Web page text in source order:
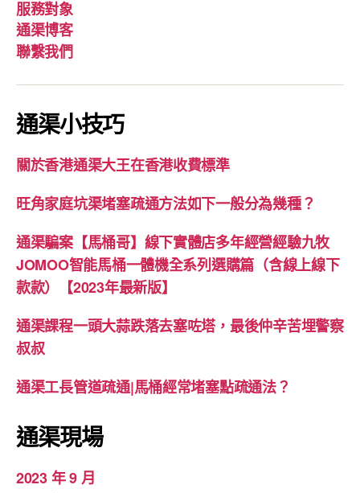
服務對象
通渠博客
聯繫我們
通渠小技巧
關於香港通渠大王在香港收費標準
旺角家庭坑渠堵塞疏通方法如下一般分為幾種？
通渠騙案【馬桶哥】線下實體店多年經營經驗九牧
JOMOO智能馬桶一體機全系列選購篇（含線上線下
款款）【2023年最新版】
通渠課程一頭大蒜跌落去塞咗塔，最後仲辛苦埋警察
叔叔
通渠工長管道疏通|馬桶經常堵塞點疏通法？
通渠現場
2023 年 9 月